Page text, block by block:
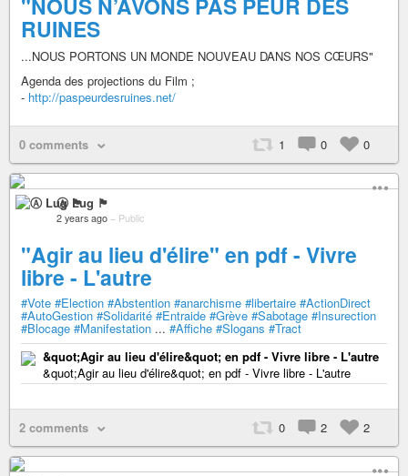
RUINES
...NOUS PORTONS UN MONDE NOUVEAU DANS NOS CŒURS"
Agenda des projections du Film ;
- http://paspeurdesruines.net/
0 comments 1 0 0
Ⓐ Lug 🏴
2 years ago – Public
"Agir au lieu d'élire" en pdf - Vivre
libre - L'autre
#Vote #Election #Abstention #anarchisme #libertaire #ActionDirect
#AutoGestion #Solidarité #Entraide #Grève #Sabotage #Insurection
#Blocage #Manifestation ... #Affiche #Slogans #Tract
&quot;Agir au lieu d'élire&quot; en pdf - Vivre libre - L'autre
&quot;Agir au lieu d'élire&quot; en pdf - Vivre libre - L'autre
2 comments 0 2 2